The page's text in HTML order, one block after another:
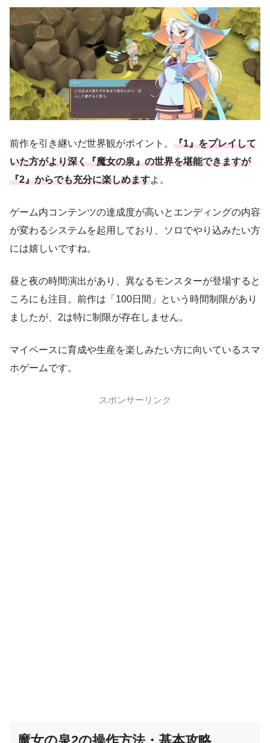
前作を引き継いだ世界観がポイント。 『1』をプレイして
いた方がより深く『魔女の泉』の世界を堪能できますが
『2』からでも充分に楽しめますよ。
ゲーム内コンテンツの達成度が高いとエンディングの内容
が変わるシステムを起用しており、ソロでやり込みたい方
には嬉しいですね。
昼と夜の時間演出があり、異なるモンスターが登場すると
ころにも注目。前作は「100日間」という時間制限があり
ましたが、2は特に制限が存在しません。
マイペースに育成や生産を楽しみたい方に向いているスマ
ホゲームです。
スポンサーリンク